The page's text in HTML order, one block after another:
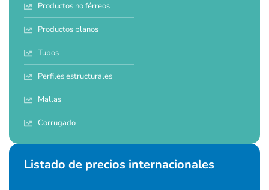
Productos no férreos
Productos planos
Tubos
Perfiles estructurales
Mallas
Corrugado
Listado de precios internacionales